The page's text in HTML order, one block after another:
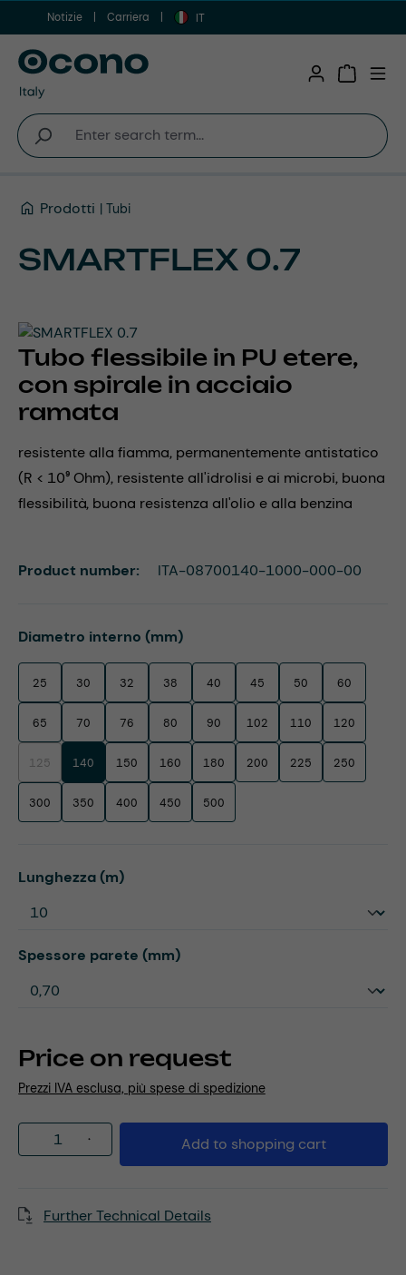
Vai al contenuto principale
Notizie Carriera IT
Prodotti Tubi
SMARTFLEX 0.7
Tubo flessibile in PU etere,
con spirale in acciaio
ramata
resistente alla fiamma, permanentemente antistatico
(R < 10⁹ Ohm), resistente all'idrolisi e ai microbi, buona
flessibilità, buona resistenza all'olio e alla benzina
Price on request
Prezzi IVA esclusa, più spese di spedizione
Select
Diametro interno (mm)
25 30 32 38 40 45 50 60
65 70 76 80 90 102 110 120
125(This option is currently unavailable.)
140 150 160 180 200 225 250
300 350 400 450 500
Select
Lunghezza (m)
Select
Spessore parete (mm)
Product Quantity: Enter the desired
Add to shopping cart
Product number: ITA-08700140-1000-000-00
Further Technical Details